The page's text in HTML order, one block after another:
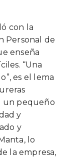
con la
Personal de
enseña
“Una
es el lema
un pequeño
y
y
lo
la empresa,